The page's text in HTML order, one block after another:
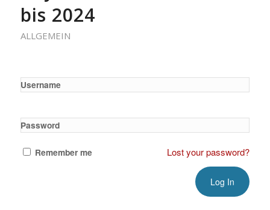
bis 2024
ALLGEMEIN
Username
Password
Remember me Lost your password?